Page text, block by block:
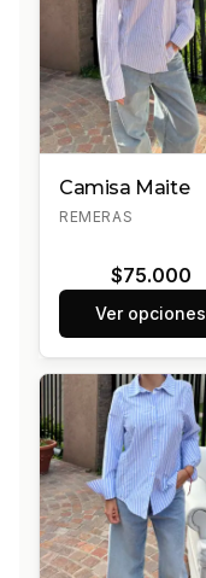
Camisa Maite
REMERAS
$75.000
Ver opciones